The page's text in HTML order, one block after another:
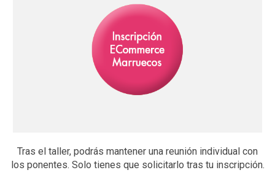
Tras el taller, podrás mantener una reunión individual con
los ponentes. Solo tienes que solicitarlo tras tu inscripción.